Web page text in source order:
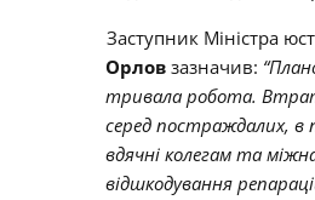
Заступник Міністра
Орлов зазначив:
тривала робота. Втрати
серед постраждалих, в
вдячні колегам та
відшкодування